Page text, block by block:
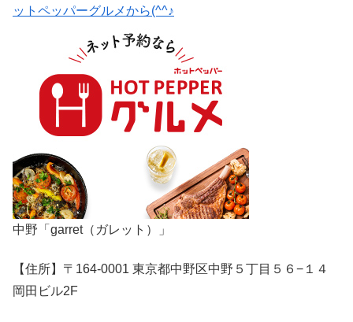
ットペッパーグルメから(^^♪
中野「garret（ガレット）」
【住所】〒164-0001 東京都中野区中野５丁目５６−１４
岡田ビル2F